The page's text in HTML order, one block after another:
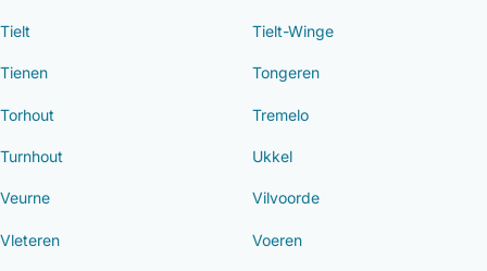
Tielt Tielt-Winge
Tienen Tongeren
Torhout Tremelo
Turnhout Ukkel
Veurne Vilvoorde
Vleteren Voeren